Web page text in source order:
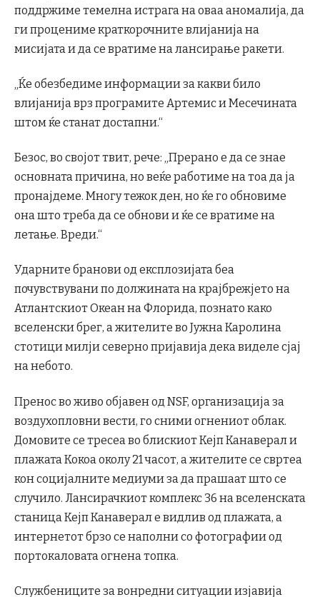
поддржиме темелна истрага на оваа аномалија, да
ги процениме краткорочните влијанија на
мисијата и да се вратиме на лансирање ракети.
„Ќе обезбедиме информации за какви било
влијанија врз програмите Артемис и Месечината
штом ќе станат достапни.“
Безос, во својот твит, рече: „Прерано е да се знае
основната причина, но веќе работиме на тоа да ја
пронајдеме. Многу тежок ден, но ќе го обновиме
она што треба да се обнови и ќе се вратиме на
летање. Вреди.“
Ударните бранови од експлозијата беа
почувствувани по должината на крајбрежјето на
Атлантскиот Океан на Флорида, познато како
вселенски брег, а жителите во Јужна Каролина
стотици милји северно пријавија дека виделе сјај
на небото.
Пренос во живо објавен од NSF, организација за
воздухопловни вести, го сними огнениот облак.
Домовите се тресеа во блискиот Кејп Канаверал и
плажата Кокоа околу 21 часот, а жителите се свртеа
кон социјалните медиуми за да прашаат што се
случило. Лансирачкиот комплекс 36 на вселенската
станица Кејп Канаверал е видлив од плажата, а
интернетот брзо се наполни со фотографии од
портокаловата огнена топка.
Службениците за вонредни ситуации изјавија